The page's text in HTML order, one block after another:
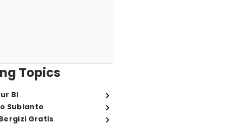
Topics
BI
Subianto
Gratis